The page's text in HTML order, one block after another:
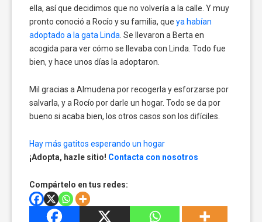
ella, así que decidimos que no volvería a la calle. Y muy
pronto conoció a Rocío y su familia, que ya habían
adoptado a la gata Linda . Se llevaron a Berta en
acogida para ver cómo se llevaba con Linda. Todo fue
bien, y hace unos días la adoptaron.
Mil gracias a Almudena por recogerla y esforzarse por
salvarla, y a Rocío por darle un hogar. Todo se da por
bueno si acaba bien, los otros casos son los difíciles.
Hay más gatitos esperando un hogar
¡Adopta, hazle sitio! Contacta con nosotros
Compártelo en tus redes: